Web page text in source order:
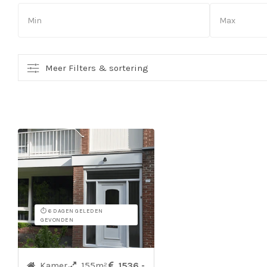
Meer Filters & sortering
⏱️ 6 DAGEN GELEDEN
GEVONDEN